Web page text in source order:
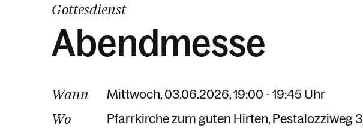
Gottesdienst
Abendmesse
Wann Mittwoch, 03.06.2026, 19:00 - 19:45 Uhr
Wo Pfarrkirche zum guten Hirten Pestalozziweg 3